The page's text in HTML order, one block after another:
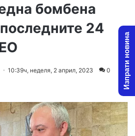
бомбена
24
10:39ч, неделя, 2 април, 2023 0 Изпрати новина